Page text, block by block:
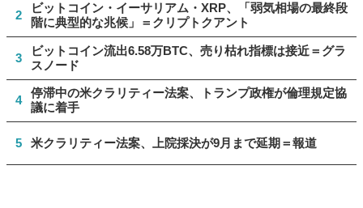
2
ビットコイン・イーサリアム・XRP、「弱気相場の最終段
階に典型的な兆候」＝クリプトクアント
3
ビットコイン流出6.58万BTC、売り枯れ指標は接近＝グラ
スノード
4
停滞中の米クラリティー法案、トランプ政権が倫理規定協
議に着手
5 米クラリティー法案、上院採決が9月まで延期＝報道